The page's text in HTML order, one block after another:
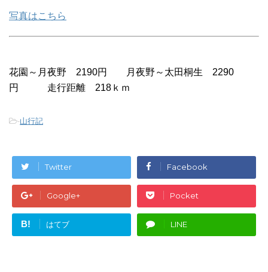
写真はこちら
花園～月夜野 2190円 月夜野～太田桐生 2290
円 走行距離 218ｋｍ
-山行記
Twitter Facebook
Google+ Pocket
B! はてブ LINE